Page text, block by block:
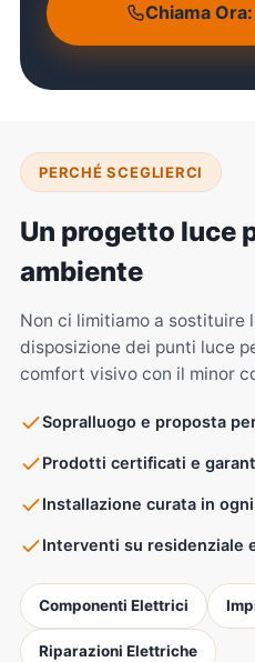
Chiama
PERCHÉ SCEGLIERCI
Un progetto luce
ambiente
Non ci limitiamo a sostituire
disposizione dei punti luce
comfort visivo con il minor
Sopralluogo e proposta
Prodotti certificati e
Installazione curata in
Interventi su residenziale
Componenti Elettrici
Riparazioni Elettriche